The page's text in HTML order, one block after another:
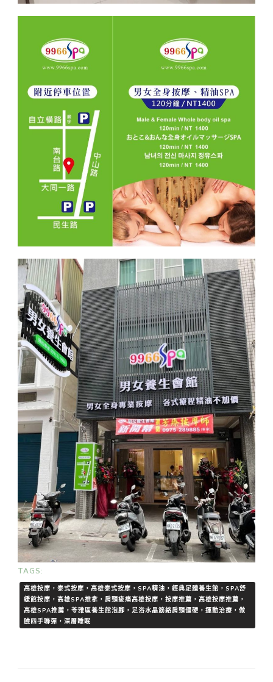
TAGS:
高雄按摩，泰式按摩，高雄泰式按摩，SPA精油，經典足體養生館，SPA舒
緩館按摩，高雄SPA推拿，肩頸痠痛高雄按摩，按摩推薦，高雄按摩推薦，
高雄SPA推薦，苓雅區養生館泡腳，足浴水晶筋絡肩頸僵硬，運動治療，做
臉四手聯彈，深層睡眠